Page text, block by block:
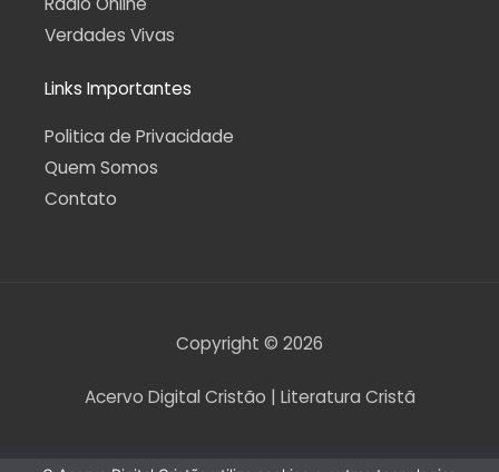
Verdades Vivas
Links Importantes
Politica de Privacidade
Quem Somos
Contato
Copyright © 2026
Acervo Digital Cristão | Literatura Cristã